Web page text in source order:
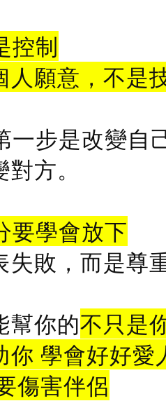
控制
人願意，不是
一步是改變自
方。
要學會放下
失敗，而是尊
幫你的不只是
你 學會好好愛
傷害伴侶